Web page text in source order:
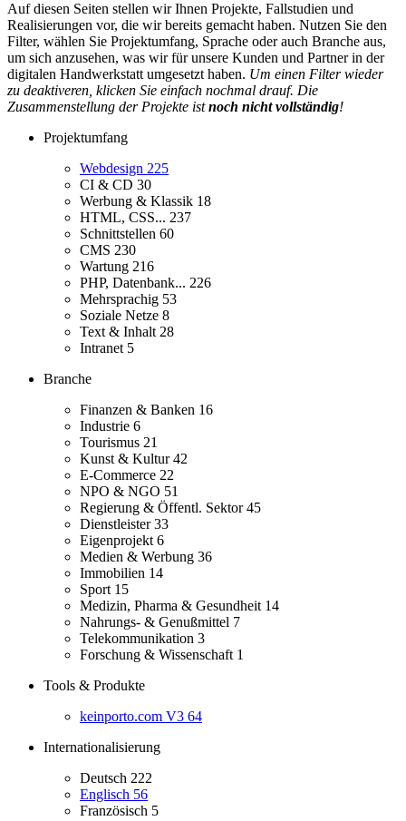
Auf diesen Seiten stellen wir Ihnen Projekte, Fallstudien und
Realisierungen vor, die wir bereits gemacht haben. Nutzen Sie den
Filter, wählen Sie Projektumfang, Sprache oder auch Branche aus,
um sich anzusehen, was wir für unsere Kunden und Partner in der
digitalen Handwerkstatt umgesetzt haben. Um einen Filter wieder
zu deaktiveren, klicken Sie einfach nochmal drauf. Die
Zusammenstellung der Projekte istnoch nicht vollständig!
Projektumfang
Webdesign 225
CI & CD 30
Werbung & Klassik 18
HTML, CSS... 237
Schnittstellen 60
CMS 230
Wartung 216
PHP, Datenbank... 226
Mehrsprachig 53
Soziale Netze 8
Text & Inhalt 28
Intranet 5
Branche
Finanzen & Banken 16
Industrie 6
Tourismus 21
Kunst & Kultur42
E-Commerce 22
NPO & NGO 51
Regierung & Öffentl. Sektor45
Dienstleister33
Eigenprojekt 6
Medien & Werbung 36
Immobilien 14
Sport 15
Medizin, Pharma & Gesundheit 14
Nahrungs- & Genußmittel 7
Telekommunikation 3
Forschung & Wissenschaft 1
Tools & Produkte
keinporto.com V3 64
Internationalisierung
Deutsch 222
Englisch 56
Französisch 5